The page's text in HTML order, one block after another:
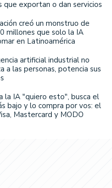
que exportan o dan servicios
creó un monstruo de
millones que solo la IA
en Latinoamérica
artificial industrial no
a las personas, potencia sus
la IA "quiero esto", busca el
bajo y lo compra por vos: el
Mastercard y MODO